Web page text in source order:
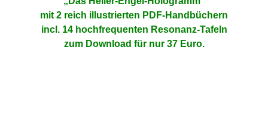
mit 2 reich illustrierten PDF-Handbüchern
incl. 14 hochfrequenten Resonanz-Tafeln
zum Download für nur 37 Euro.